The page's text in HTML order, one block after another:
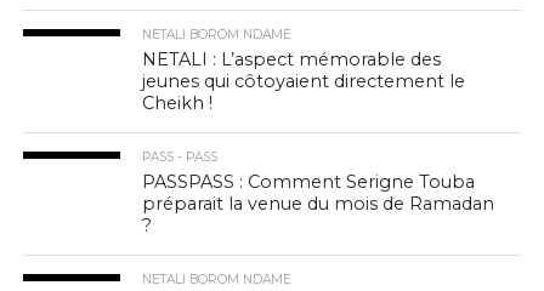
NETALI BOROM NDAME
NETALI : L’aspect mémorable des
jeunes qui côtoyaient directement le
Cheikh !
PASS - PASS
PASSPASS : Comment Serigne Touba
préparait la venue du mois de Ramadan
?
NETALI BOROM NDAME